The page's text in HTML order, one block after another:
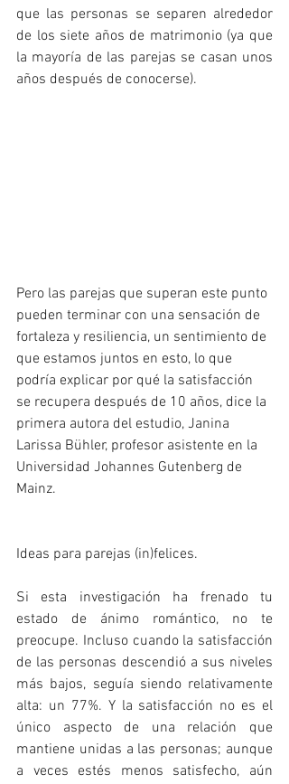
que las personas se separen alrededor
de los siete años de matrimonio (ya que
la mayoría de las parejas se casan unos
años después de conocerse).
Pero las parejas que superan este punto
pueden terminar con una sensación de
fortaleza y resiliencia, un sentimiento de
que estamos juntos en esto, lo que
podría explicar por qué la satisfacción
se recupera después de 10 años, dice la
primera autora del estudio, Janina
Larissa Bühler, profesor asistente en la
Universidad Johannes Gutenberg de
Mainz.
Ideas para parejas (in)felices.
Si esta investigación ha frenado tu
estado de ánimo romántico, no te
preocupe. Incluso cuando la satisfacción
de las personas descendió a sus niveles
más bajos, seguía siendo relativamente
alta: un 77%. Y la satisfacción no es el
único aspecto de una relación que
mantiene unidas a las personas; aunque
a veces estés menos satisfecho, aún